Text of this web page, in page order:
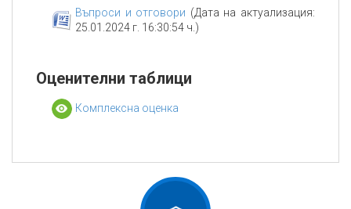
Въпроси и отговори (Дата на актуализация:
25.01.2024 г. 16:30:54 ч.)
Оценителни таблици
Комплексна оценка